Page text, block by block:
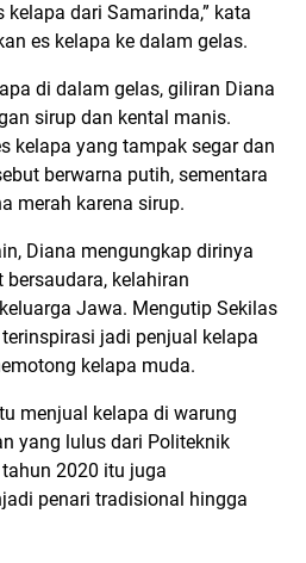
kelapa dari Samarinda,” kata
es kelapa ke dalam gelas.
di dalam gelas, giliran Diana
sirup dan kental manis.
kelapa yang tampak segar dan
berwarna putih, sementara
merah karena sirup.
Diana mengungkap dirinya
kelahiran
Jawa. Mengutip Sekilas
jadi penjual kelapa
kelapa muda.
menjual kelapa di warung
yang lulus dari Politeknik
2020 itu juga
penari tradisional hingga